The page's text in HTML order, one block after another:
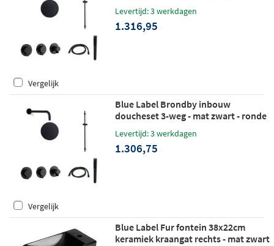
- wandhouder
Levertijd: 3 werkdagen
1.316,95
Vergelijk
Blue Label Brondby inbouw
doucheset 3-weg - mat zwart - ronde
handdouche - plafondbuis 10cm -
wandhouder
Levertijd: 3 werkdagen
1.306,75
Vergelijk
Blue Label Fur fontein 38x22cm
keramiek kraangat rechts - mat zwart